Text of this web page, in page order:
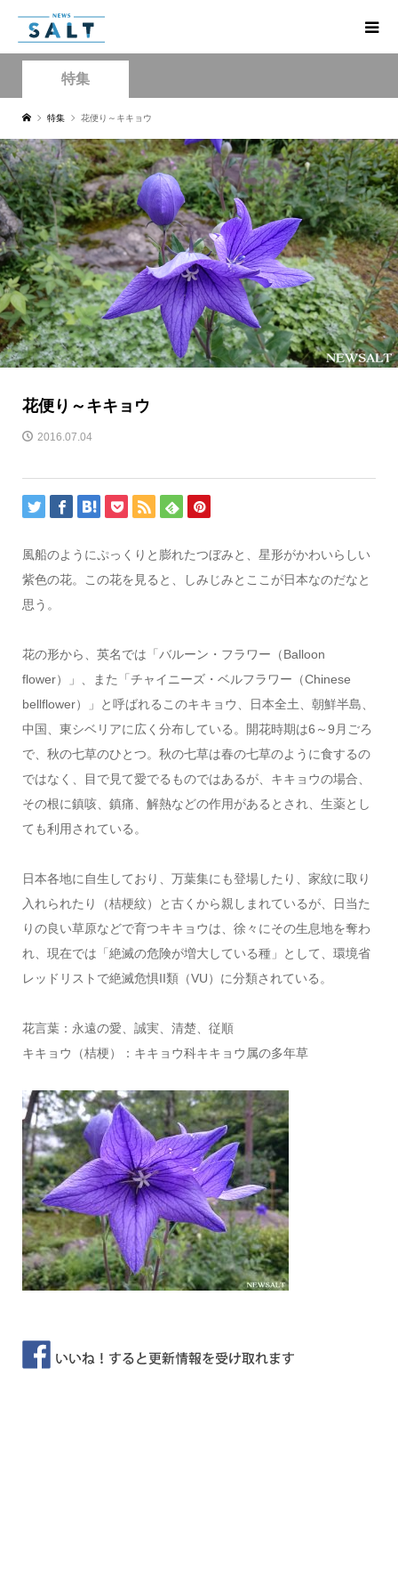
特集
特集 花便り～キキョウ
花便り～キキョウ
2016.07.04
風船のようにぷっくりと膨れたつぼみと、星形がかわいらしい
紫色の花。この花を見ると、しみじみとここが日本なのだなと
思う。
花の形から、英名では「バルーン・フラワー（Balloon
flower）」、また「チャイニーズ・ベルフラワー（Chinese
bellflower）」と呼ばれるこのキキョウ、日本全土、朝鮮半島、
中国、東シベリアに広く分布している。開花時期は6～9月ごろ
で、秋の七草のひとつ。秋の七草は春の七草のように食するの
ではなく、目で見て愛でるものではあるが、キキョウの場合、
その根に鎮咳、鎮痛、解熱などの作用があるとされ、生薬とし
ても利用されている。
日本各地に自生しており、万葉集にも登場したり、家紋に取り
入れられたり（桔梗紋）と古くから親しまれているが、日当た
りの良い草原などで育つキキョウは、徐々にその生息地を奪わ
れ、現在では「絶滅の危険が増大している種」として、環境省
レッドリストで絶滅危惧II類（VU）に分類されている。
花言葉：永遠の愛、誠実、清楚、従順
キキョウ（桔梗）：キキョウ科キキョウ属の多年草